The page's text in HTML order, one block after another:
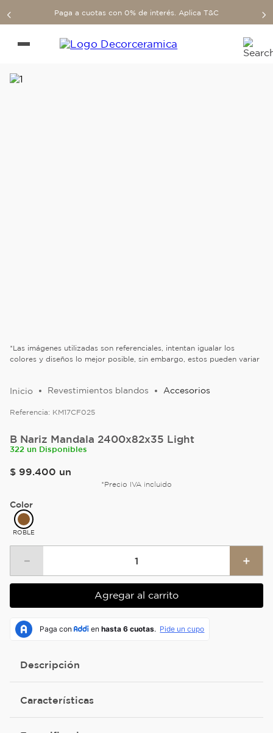
Paga a cuotas con 0% de interés. Aplica T&C
*Las imágenes utilizadas son referenciales, intentan igualar los
colores y diseños lo mejor posible, sin embargo, estos pueden variar
Revestimientos blandos Accesorios
Referencia: KM17CF025
B Nariz Mandala 2400x82x35 Light
322 un Disponibles
$ 99.400 un
*Precio IVA incluido
Color
ROBLE
＋
－
Agregar al carrito
Descripción
Características